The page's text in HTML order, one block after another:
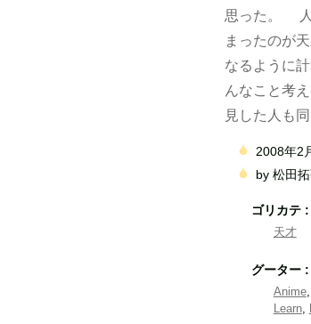
思った。 人
まったのが
なるように
んなこと考
見した人も
2008年2
by 松田
ゴリカテ :
天才
グーター :
Anime,
Learn,